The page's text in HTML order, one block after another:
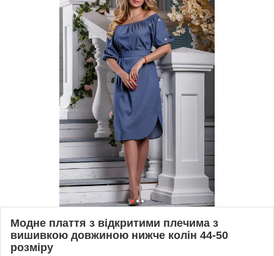
Модне плаття з відкритими плечима з
вишивкою довжиною нижче колін 44-50
розміру